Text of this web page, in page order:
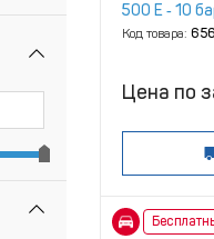
500 E ‑ 10
Код товара:
Цена по